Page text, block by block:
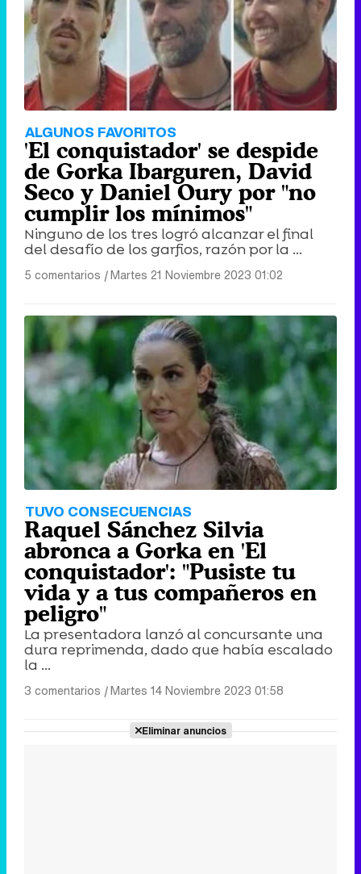
ALGUNOS FAVORITOS
'El conquistador' se despide
de Gorka Ibarguren, David
Seco y Daniel Oury por "no
cumplir los mínimos"
Ninguno de los tres logró alcanzar el final
del desafío de los garfios, razón por la ...
5 comentarios |Martes 21 Noviembre 2023 01:02
TUVO CONSECUENCIAS
Raquel Sánchez Silvia
abronca a Gorka en 'El
conquistador': "Pusiste tu
vida y a tus compañeros en
peligro"
La presentadora lanzó al concursante una
dura reprimenda, dado que había escalado
la ...
3 comentarios |Martes 14 Noviembre 2023 01:58
Eliminar anuncios